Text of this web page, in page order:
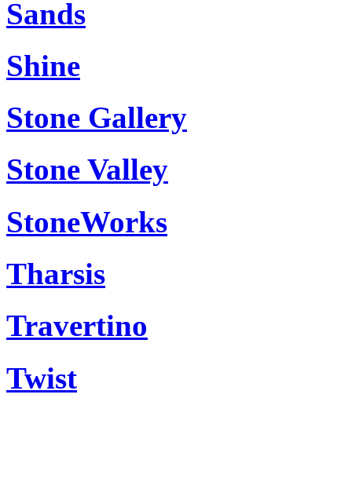
Sands
Shine
Stone Gallery
Stone Valley
StoneWorks
Tharsis
Travertino
Twist